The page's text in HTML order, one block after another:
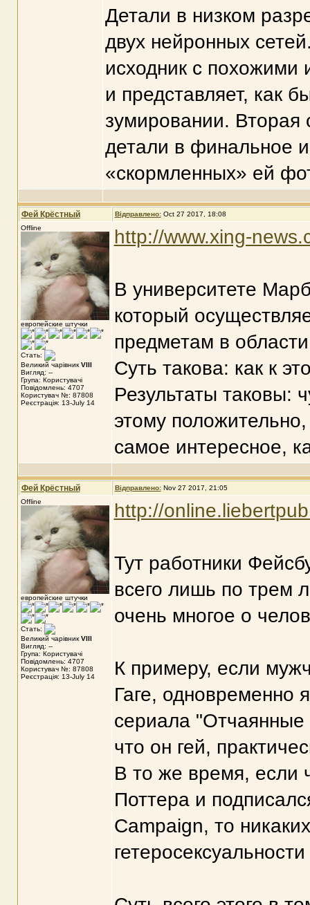
Детали в низком
двух нейронных
исходник с похожими
и представляет, как
зумировании. Вторая
детали в финальное
«скормленных» ей
Фей Крёстный Відправлено: Oct 27 2017, 18:08
Offline
европейские штучки
Стать:
Великий чарівник VIII
Вигляд: --
Група: Користувачі
Повідомлень: 4707
Користувач №: 87808
Реєстрація: 13-July 14
http://www.xing-
В университете
который
предметам в
Суть такова: как к
Результаты таковы:
этому
самое интересное,
Фей Крёстный Відправлено: Nov 27 2017, 21:05
Offline
европейские штучки
Стать:
Великий чарівник VIII
Вигляд: --
Група: Користувачі
Повідомлень: 4707
Користувач №: 87808
Реєстрація: 13-July 14
http://
Тут работники
всего лишь по трем
очень многое о
К примеру, если
Гаге, одновременно
сериала "Отчаянные
что он гей,
В то же время, если
Поттера и
Campaign, то